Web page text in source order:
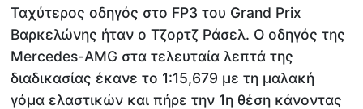
Ταχύτερος οδηγός στο FP3 του Grand Prix
Βαρκελώνης ήταν ο Τζορτζ Ράσελ. Ο οδηγός της
Mercedes-AMG στα τελευταία λεπτά της
διαδικασίας έκανε το 1:15,679 με τη μαλακή
γόμα ελαστικών και πήρε την 1η θέση κάνοντας